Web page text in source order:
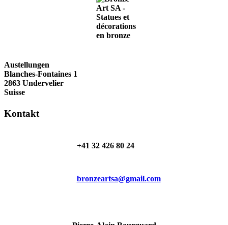
Austellungen
Blanches-Fontaines 1
2863 Undervelier
Suisse
Kontakt
+41 32 426 80 24
bronzeartsa@gmail.com